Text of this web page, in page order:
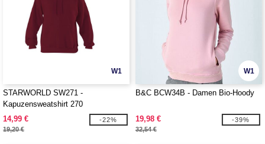
W1
STARWORLD SW271 -
Kapuzensweatshirt 270
14,99 €
19,20 €
-22%
W1
B&C BCW34B - Damen Bio-Hoody
19,98 €
32,54 €
-39%